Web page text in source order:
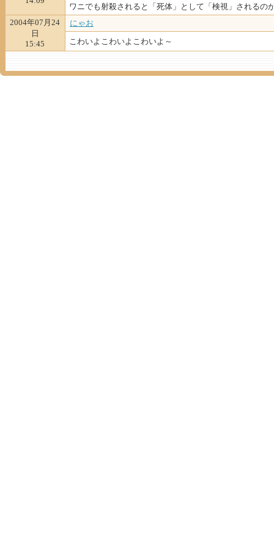
ワニでも射殺されると「死体」として「検視」されるの
2004年07月24
日
15:45
にゃお
こわいよこわいよこわいよ～